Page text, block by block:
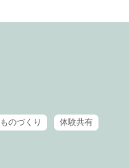
ものづくり 体験共有